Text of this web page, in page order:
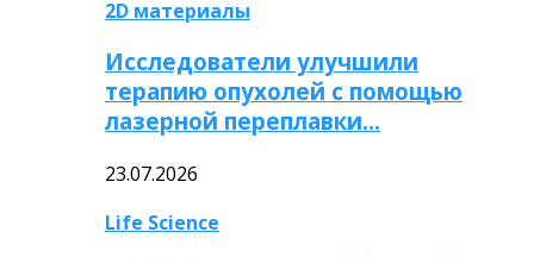
2D материалы
Исследователи улучшили
терапию опухолей с помощью
лазерной переплавки…
23.07.2026
Life Science